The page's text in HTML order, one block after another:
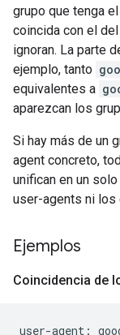
grupo que tenga
coincida con el
ignoran. La parte
ejemplo, tanto
equivalentes a
aparezcan los
Si hay más de un
agent concreto,
unifican en un
user-agents ni
Ejemplos
Coincidencia de
user-agent: